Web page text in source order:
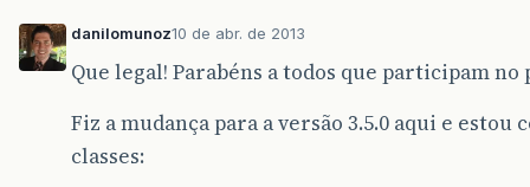
danilomunoz10 de abr. de 2013
Que legal! Parabéns a todos que participam no
Fiz a mudança para a versão 3.5.0 aqui e estou
classes: